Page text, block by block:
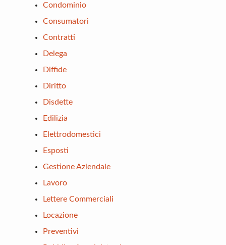
Condominio
Consumatori
Contratti
Delega
Diffide
Diritto
Disdette
Edilizia
Elettrodomestici
Esposti
Gestione Aziendale
Lavoro
Lettere Commerciali
Locazione
Preventivi